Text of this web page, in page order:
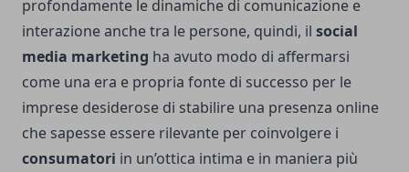
profondamente le dinamiche di comunicazione e
interazione anche tra le persone, quindi, il social
media marketing ha avuto modo di affermarsi
come una era e propria fonte di successo per le
imprese desiderose di stabilire una presenza online
che sapesse essere rilevante per coinvolgere i
consumatori in un’ottica intima e in maniera più